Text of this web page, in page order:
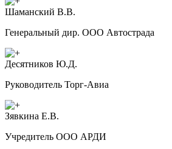
Шаманский В.В.
Генеральный дир. ООО Автострада
Десятников Ю.Д.
Руководитель Торг-Авиа
Зявкина Е.В.
Учредитель ООО АРДИ